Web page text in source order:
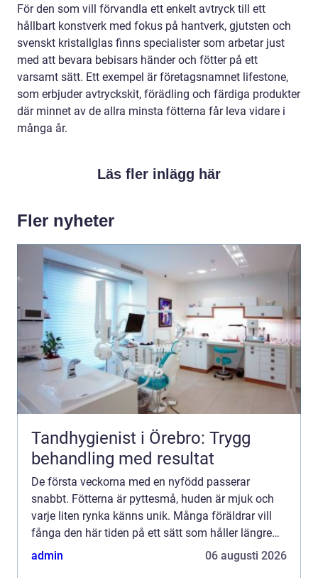
För den som vill förvandla ett enkelt avtryck till ett
hållbart konstverk med fokus på hantverk, gjutsten och
svenskt kristallglas finns specialister som arbetar just
med att bevara bebisars händer och fötter på ett
varsamt sätt. Ett exempel är företagsnamnet lifestone,
som erbjuder avtryckskit, förädling och färdiga produkter
där minnet av de allra minsta fötterna får leva vidare i
många år.
Läs fler inlägg här
Fler nyheter
Tandhygienist i Örebro: Trygg
behandling med resultat
De första veckorna med en nyfödd passerar
snabbt. Fötterna är pyttesmå, huden är mjuk och
varje liten rynka känns unik. Många föräldrar vill
fånga den här tiden på ett sätt som håller längre
än mobilbilder. Ett fotavtryck bebis blir då mer än
admin 06 augusti 2026